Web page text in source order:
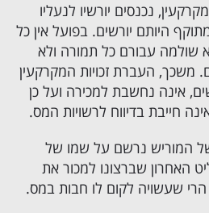
נכנסים יורשיו לנעליו
היותם יורשים. בפועל אין כל
שולמה עבורם כל תמורה ולא
העברת זכויות המקרקעין
אינה נחשבת למכירה ועל כן
חייבת בדיווח לרשויות המס.
המוריש נרשם על שמו של
האחרון שברצונו למכור את
שעשויה לקום לו חבות במס.